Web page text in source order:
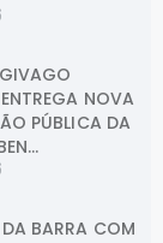
NOVA
PÚBLICA DA
BARRA COM